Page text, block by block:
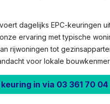
dagelijks EPC-keuringen
ervaring met typische
rijwoningen tot
voor lokale
keuring in via 03 361 70 04